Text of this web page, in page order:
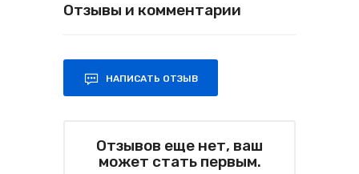
Отзывы и комментарии
НАПИСАТЬ ОТЗЫВ
Отзывов еще нет, ваш
может стать первым.